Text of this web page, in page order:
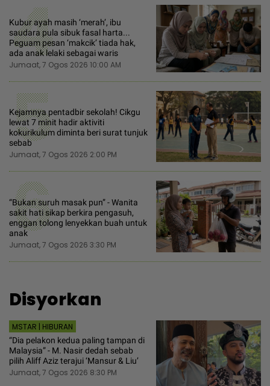
4
Kubur ayah masih ‘merah’, ibu
saudara pula sibuk fasal harta...
Peguam pesan ‘makcik’ tiada hak,
ada anak lelaki sebagai waris
Jumaat, 7 Ogos 2026 10:00 AM
5
Kejamnya pentadbir sekolah! Cikgu
lewat 7 minit hadir aktiviti
kokurikulum diminta beri surat tunjuk
sebab
Jumaat, 7 Ogos 2026 2:00 PM
6
“Bukan suruh masak pun” - Wanita
sakit hati sikap berkira pengasuh,
enggan tolong lenyekkan buah untuk
anak
Jumaat, 7 Ogos 2026 3:30 PM
Disyorkan
MSTAR | HIBURAN
“Dia pelakon kedua paling tampan di
Malaysia” - M. Nasir dedah sebab
pilih Aliff Aziz terajui ‘Mansur & Liu’
Jumaat, 7 Ogos 2026 8:30 PM